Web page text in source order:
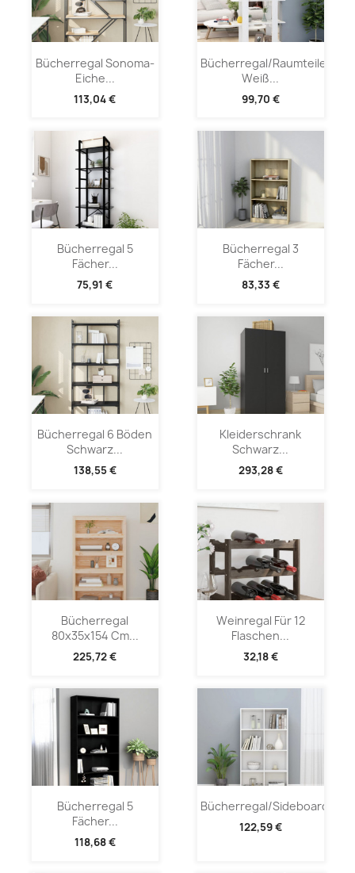
Bücherregal Sonoma-
Eiche...
113,04 €
Bücherregal/Raumteiler
Weiß...
99,70 €
Bücherregal 5
Fächer...
75,91 €
Bücherregal 3
Fächer...
83,33 €
Bücherregal 6 Böden
Schwarz...
138,55 €
Kleiderschrank
Schwarz...
293,28 €
Bücherregal
80x35x154 Cm...
225,72 €
Weinregal Für 12
Flaschen...
32,18 €
Bücherregal 5
Fächer...
118,68 €
Bücherregal/Sideboard...
122,59 €